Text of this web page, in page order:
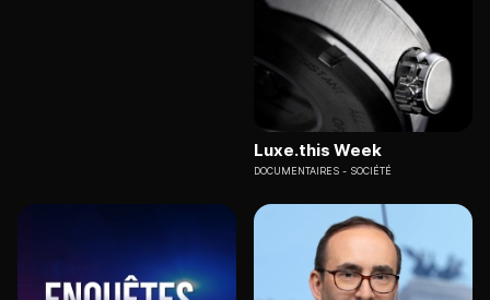
Luxe.this Week
DOCUMENTAIRES SOCIÉTÉ